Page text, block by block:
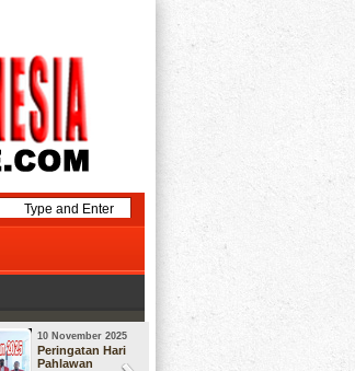
10 November 2025
Peringatan Hari
Pahlawan